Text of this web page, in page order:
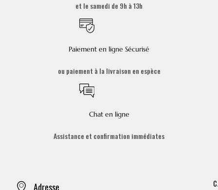
et le samedi de 9h à 13h
Paiement en ligne Sécurisé
ou paiement à la livraison en espèce
Chat en ligne
Assistance et confirmation immédiates
Adresse